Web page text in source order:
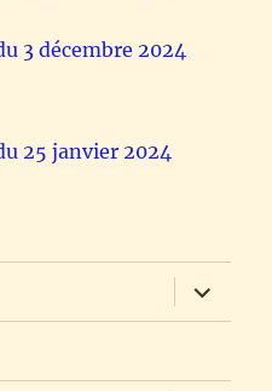
3 décembre 2024
25 janvier 2024
ouvrir
le
sous-